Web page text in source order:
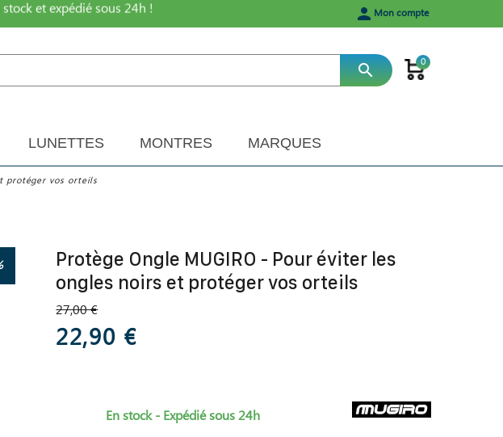
et expédié sous 24h ! person Mon compte
search 0
LUNETTES MONTRES MARQUES
protéger vos orteils
Protège Ongle MUGIRO - Pour éviter les
ongles noirs et protéger vos orteils
27,00 €
22,90 €
En stock - Expédié sous 24h